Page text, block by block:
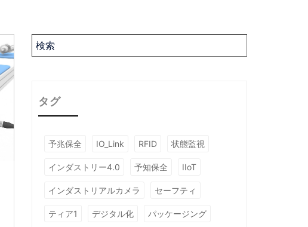
タグ
予兆保全 IO_Link RFID 状態監視
インダストリー4.0 予知保全 IIoT
インダストリアルカメラ セーフティ
ティア1 デジタル化 パッケージング